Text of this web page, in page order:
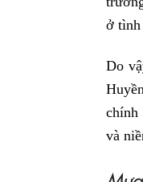
ở tình
Do
chính
và